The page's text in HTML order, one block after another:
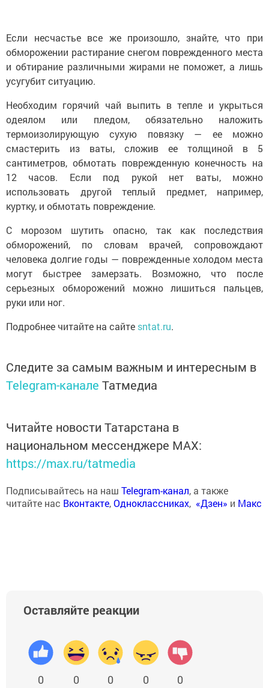
Если несчастье все же произошло, знайте, что при
обморожении растирание снегом поврежденного места
и обтирание различными жирами не поможет, а лишь
усугубит ситуацию.
Необходим горячий чай выпить в тепле и укрыться
одеялом или пледом, обязательно наложить
термоизолирующую сухую повязку — ее можно
смастерить из ваты, сложив ее толщиной в 5
сантиметров, обмотать поврежденную конечность на
12 часов. Если под рукой нет ваты, можно
использовать другой теплый предмет, например,
куртку, и обмотать повреждение.
С морозом шутить опасно, так как последствия
обморожений, по словам врачей, сопровождают
человека долгие годы — поврежденные холодом места
могут быстрее замерзать. Возможно, что после
серьезных обморожений можно лишиться пальцев,
руки или ног.
Подробнее читайте на сайте sntat.ru.
Следите за самым важным и интересным в
Telegram-канале Татмедиа
Читайте новости Татарстана в
национальном мессенджере MАХ:
https://max.ru/tatmedia
Подписывайтесь на наш Telegram-канал, а также
читайте нас Вконтакте,Одноклассниках, «Дзен» и Макс
Оставляйте реакции
0 0 0 0 0